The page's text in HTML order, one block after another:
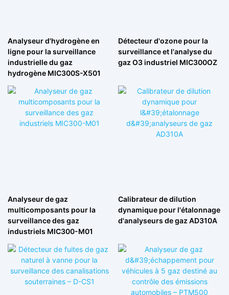
Analyseur d'hydrogène en
ligne pour la surveillance
industrielle du gaz
hydrogène MIC300S-X501
Détecteur d'ozone pour la
surveillance et l'analyse du
gaz O3 industriel MIC300OZ
Analyseur de gaz
multicomposants pour la
surveillance des gaz
industriels MIC300-M01
Calibrateur de dilution
dynamique pour l'étalonnage
d'analyseurs de gaz AD310A